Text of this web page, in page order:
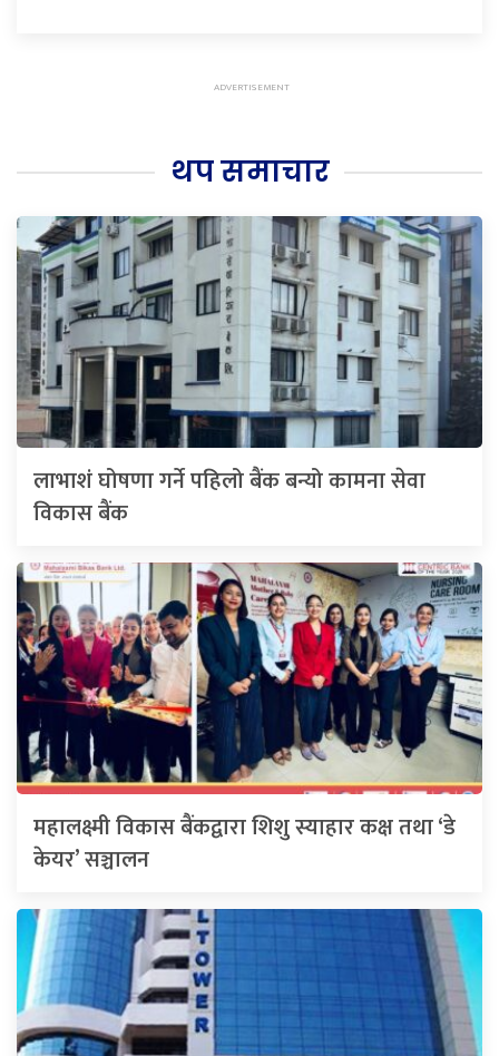
थप समाचार
लाभाशं घोषणा गर्ने पहिलो बैंक बन्यो कामना सेवा
विकास बैंक
महालक्ष्मी विकास बैंकद्वारा शिशु स्याहार कक्ष तथा ‘डे
केयर’ सञ्चालन